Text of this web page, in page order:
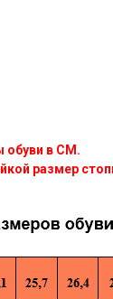
обуви в СМ.
размер